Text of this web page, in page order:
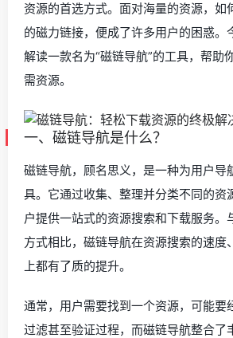
资源的首选方式。面对海量的资源，如
的磁力链接，便成了许多用户的困惑。
解读一款名为“磁链导航”的工具，帮助
需资源。
一、磁链导航是什么？
磁链导航，顾名思义，是一种为用户导
具。它通过收集、整理并分类不同的资
户提供一站式的资源搜索和下载服务。
方式相比，磁链导航在资源搜索的速度
上都有了质的提升。
通常，用户需要找到一个资源，可能要
过滤甚至验证过程，而磁链导航整合了